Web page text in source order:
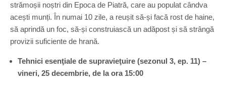
strămoșii noștri din Epoca de Piatră, care au populat cândva
acești munți. În numai 10 zile, a reușit să-și facă rost de haine,
să aprindă un foc, să-și construiască un adăpost și să strângă
provizii suficiente de hrană.
Tehnici esenţiale de supravieţuire (sezonul 3, ep. 11) –
vineri, 25 decembrie, de la ora 15:00